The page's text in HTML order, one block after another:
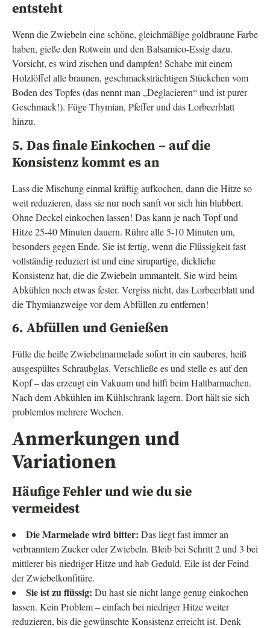
entsteht
Wenn die Zwiebeln eine schöne, gleichmäßige goldbraune Farbe
haben, gieße den Rotwein und den Balsamico-Essig dazu.
Vorsicht, es wird zischen und dampfen! Schabe mit einem
Holzlöffel alle braunen, geschmacksträchtigen Stückchen vom
Boden des Topfes (das nennt man „Deglacieren“ und ist purer
Geschmack!). Füge Thymian, Pfeffer und das Lorbeerblatt
hinzu.
5. Das finale Einkochen – auf die
Konsistenz kommt es an
Lass die Mischung einmal kräftig aufkochen, dann die Hitze so
weit reduzieren, dass sie nur noch sanft vor sich hin blubbert.
Ohne Deckel einkochen lassen! Das kann je nach Topf und
Hitze 25-40 Minuten dauern. Rühre alle 5-10 Minuten um,
besonders gegen Ende. Sie ist fertig, wenn die Flüssigkeit fast
vollständig reduziert ist und eine sirupartige, dickliche
Konsistenz hat, die die Zwiebeln ummantelt. Sie wird beim
Abkühlen noch etwas fester. Vergiss nicht, das Lorbeerblatt und
die Thymianzweige vor dem Abfüllen zu entfernen!
6. Abfüllen und Genießen
Fülle die heiße Zwiebelmarmelade sofort in ein sauberes, heiß
ausgespültes Schraubglas. Verschließe es und stelle es auf den
Kopf – das erzeugt ein Vakuum und hilft beim Haltbarmachen.
Nach dem Abkühlen im Kühlschrank lagern. Dort hält sie sich
problemlos mehrere Wochen.
Anmerkungen und
Variationen
Häufige Fehler und wie du sie
vermeidest
Die Marmelade wird bitter: Das liegt fast immer an
verbranntem Zucker oder Zwiebeln. Bleib bei Schritt 2 und 3 bei
mittlerer bis niedriger Hitze und hab Geduld. Eile ist der Feind
der Zwiebelkonfitüre.
Sie ist zu flüssig: Du hast sie nicht lange genug einkochen
lassen. Kein Problem – einfach bei niedriger Hitze weiter
reduzieren, bis die gewünschte Konsistenz erreicht ist. Denk